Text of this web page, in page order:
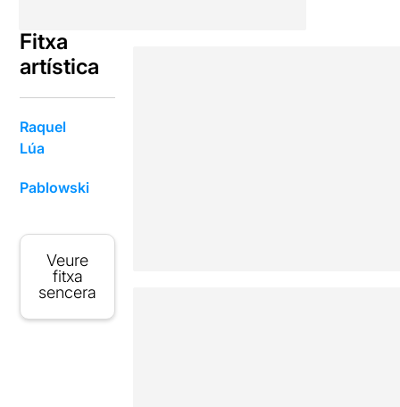
Fitxa
artística
Raquel
Lúa
Pablowski
Veure
fitxa
sencera